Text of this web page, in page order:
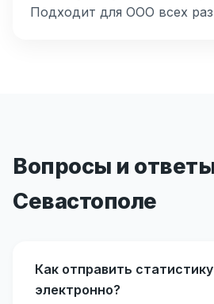
Подходит для ООО всех
Вопросы и
Севастополе
Как отправить
электронно?